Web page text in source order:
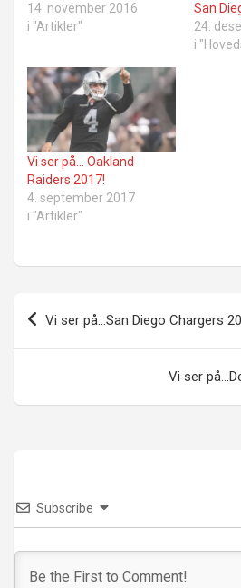
14. november 2016
i "Artikler"
San
24.
i
Vi ser på… Oakland
Raiders 2017!
4. september 2017
i "Artikler"
Innleggsnavigasjon
Vi ser på…San Diego Chargers
Vi ser
Subscribe